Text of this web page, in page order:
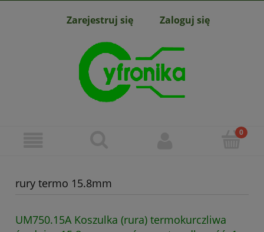
Zarejestruj się Zaloguj się
rury termo 15.8mm
UM750.15A Koszulka (rura) termokurczliwa